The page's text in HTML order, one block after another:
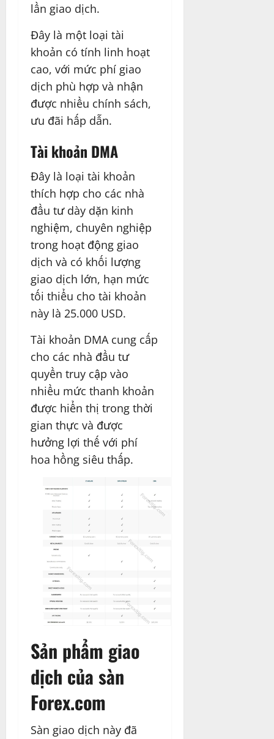
lần giao dịch.
Đây là một loại tài
khoản có tính linh hoạt
cao, với mức phí giao
dịch phù hợp và nhận
được nhiều chính sách,
ưu đãi hấp dẫn.
Tài khoản DMA
Đây là loại tài khoản
thích hợp cho các nhà
đầu tư dày dặn kinh
nghiệm, chuyên nghiệp
trong hoạt động giao
dịch và có khối lượng
giao dịch lớn, hạn mức
tối thiểu cho tài khoản
này là 25.000 USD.
Tài khoản DMA cung cấp
cho các nhà đầu tư
quyền truy cập vào
nhiều mức thanh khoản
được hiển thị trong thời
gian thực và được
hưởng lợi thế với phí
hoa hồng siêu thấp.
Sản phẩm giao
dịch của sàn
Forex.com
Sàn giao dịch này đã